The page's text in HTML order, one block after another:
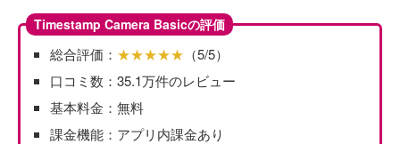
Timestamp Camera Basicの評価
総合評価： ★★★★★ （5/5）
口コミ数：35.1万件のレビュー
基本料金：無料
課金機能：アプリ内課金あり